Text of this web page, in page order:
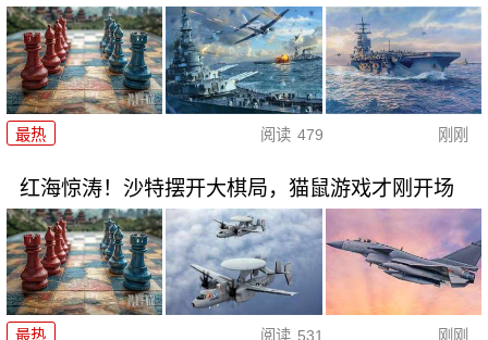
最热 阅读 479 刚刚
红海惊涛！沙特摆开大棋局，猫鼠游戏才刚开场
最热 阅读 531 刚刚